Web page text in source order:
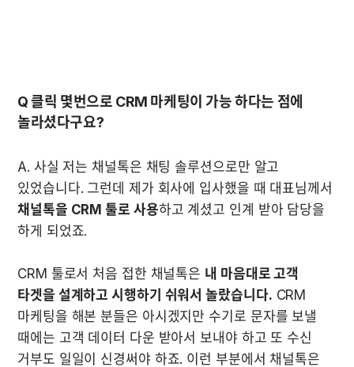
Q 클릭 몇번으로 CRM 마케팅이 가능 하다는 점에
A. 사실 저는 채널톡은 채팅 솔루션으로만 알고
채널톡을 CRM 툴로 사용하고 계셨고 인계 받아 담당을
하게 되었죠.
CRM 툴로서 처음 접한 채널톡은 내 마음대로 고객
타겟을 설계하고 시행하기 쉬워서 놀랐습니다. CRM
마케팅을 해본 분들은 아시겠지만 수기로 문자를 보낼
때에는 고객 데이터 다운 받아서 보내야 하고 또 수신